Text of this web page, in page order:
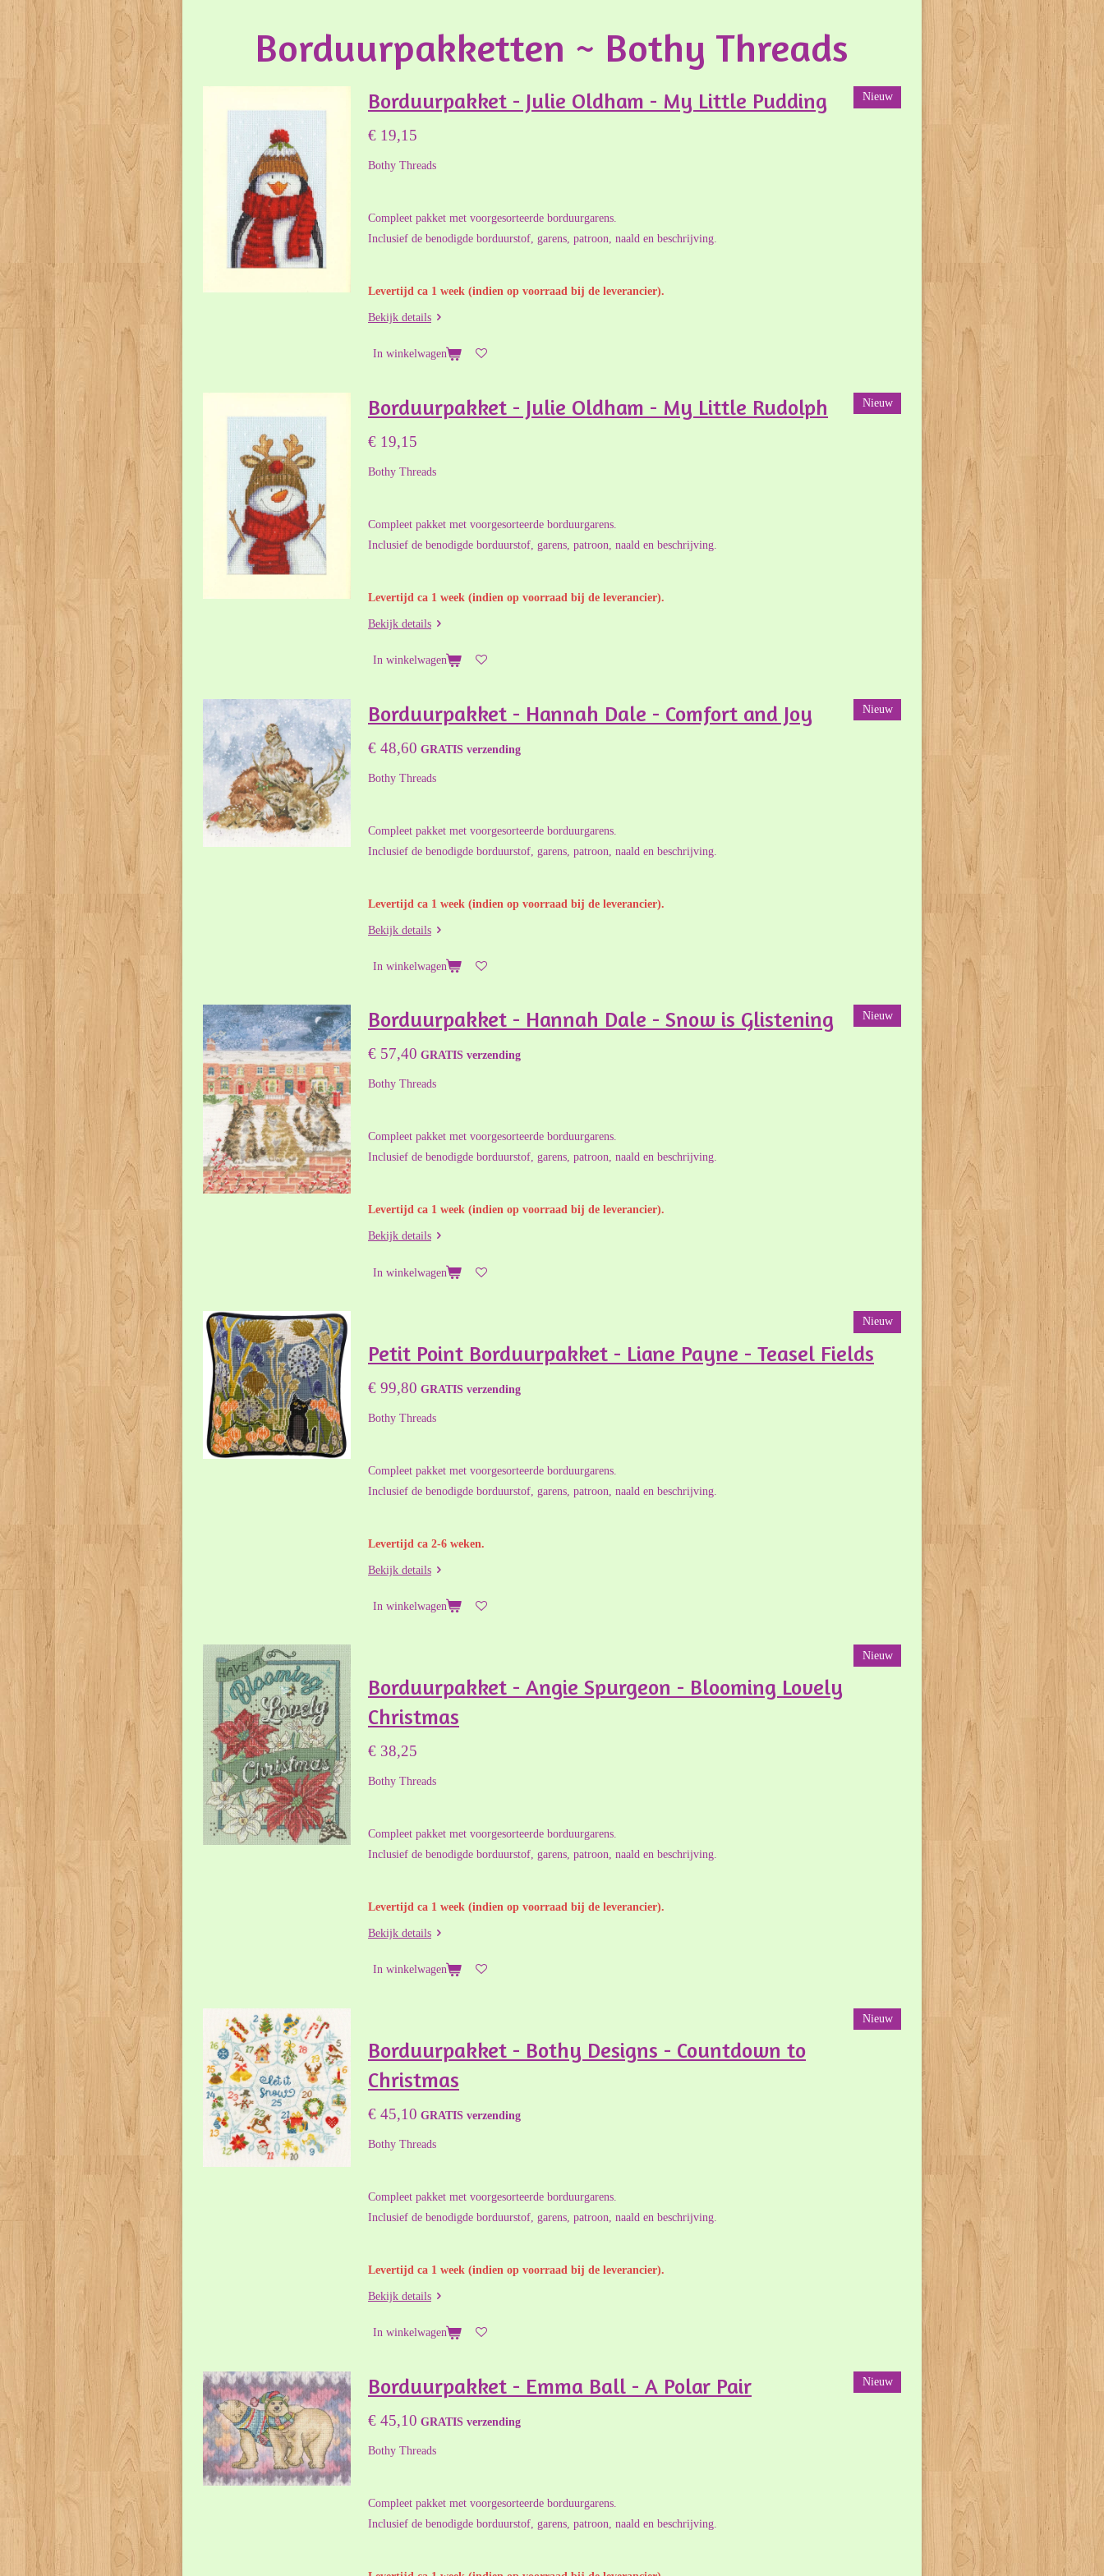
Borduurpakketten ~ Bothy Threads
Nieuw
Borduurpakket - Julie Oldham - My Little Pudding
€ 19,15
Bothy Threads
Compleet pakket met voorgesorteerde borduurgarens.
Inclusief de benodigde borduurstof, garens, patroon, naald en beschrijving.
Levertijd ca 1 week (indien op voorraad bij de leverancier).
Bekijk details
In winkelwagen
Nieuw
Borduurpakket - Julie Oldham - My Little Rudolph
€ 19,15
Bothy Threads
Compleet pakket met voorgesorteerde borduurgarens.
Inclusief de benodigde borduurstof, garens, patroon, naald en beschrijving.
Levertijd ca 1 week (indien op voorraad bij de leverancier).
Bekijk details
In winkelwagen
Nieuw
Borduurpakket - Hannah Dale - Comfort and Joy
€ 48,60 GRATIS verzending
Bothy Threads
Compleet pakket met voorgesorteerde borduurgarens.
Inclusief de benodigde borduurstof, garens, patroon, naald en beschrijving.
Levertijd ca 1 week (indien op voorraad bij de leverancier).
Bekijk details
In winkelwagen
Nieuw
Borduurpakket - Hannah Dale - Snow is Glistening
€ 57,40 GRATIS verzending
Bothy Threads
Compleet pakket met voorgesorteerde borduurgarens.
Inclusief de benodigde borduurstof, garens, patroon, naald en beschrijving.
Levertijd ca 1 week (indien op voorraad bij de leverancier).
Bekijk details
In winkelwagen
Nieuw
Petit Point Borduurpakket - Liane Payne - Teasel Fields
€ 99,80 GRATIS verzending
Bothy Threads
Compleet pakket met voorgesorteerde borduurgarens.
Inclusief de benodigde borduurstof, garens, patroon, naald en beschrijving.
Levertijd ca 2-6 weken.
Bekijk details
In winkelwagen
Nieuw
Borduurpakket - Angie Spurgeon - Blooming Lovely
Christmas
€ 38,25
Bothy Threads
Compleet pakket met voorgesorteerde borduurgarens.
Inclusief de benodigde borduurstof, garens, patroon, naald en beschrijving.
Levertijd ca 1 week (indien op voorraad bij de leverancier).
Bekijk details
In winkelwagen
Nieuw
Borduurpakket - Bothy Designs - Countdown to
Christmas
€ 45,10 GRATIS verzending
Bothy Threads
Compleet pakket met voorgesorteerde borduurgarens.
Inclusief de benodigde borduurstof, garens, patroon, naald en beschrijving.
Levertijd ca 1 week (indien op voorraad bij de leverancier).
Bekijk details
In winkelwagen
Nieuw
Borduurpakket - Emma Ball - A Polar Pair
€ 45,10 GRATIS verzending
Bothy Threads
Compleet pakket met voorgesorteerde borduurgarens.
Inclusief de benodigde borduurstof, garens, patroon, naald en beschrijving.